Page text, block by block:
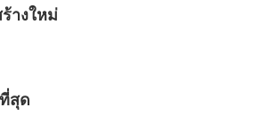
างใหม่
สุด